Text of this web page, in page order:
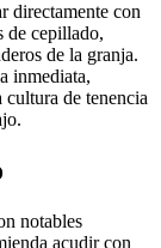
directamente con
de cepillado,
de la granja.
inmediata,
de tenencia
notables
acudir con